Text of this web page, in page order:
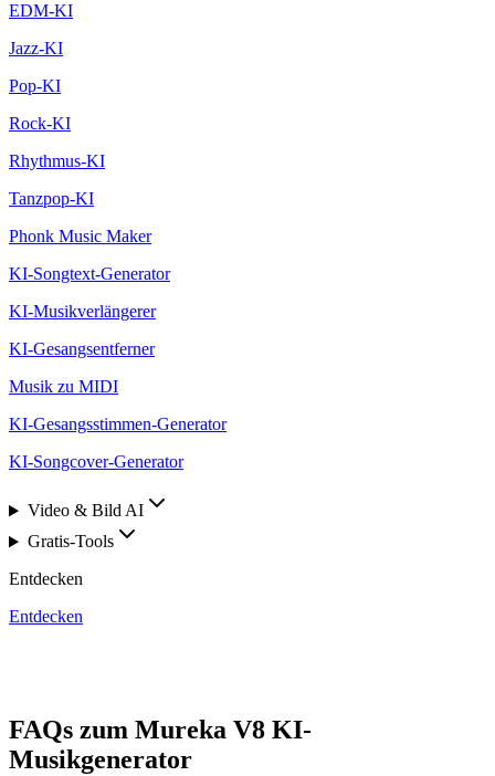
EDM-KI
Jazz-KI
Pop-KI
Rock-KI
Rhythmus-KI
Tanzpop-KI
Phonk Music Maker
KI-Songtext-Generator
KI-Musikverlängerer
KI-Gesangsentferner
Musik zu MIDI
KI-Gesangsstimmen-Generator
KI-Songcover-Generator
Video & Bild AI
Gratis-Tools
Entdecken
Entdecken
FAQs zum Mureka V8 KI-
Musikgenerator